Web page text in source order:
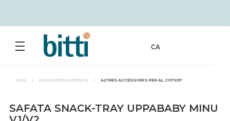
CA
INICI / ACCESSORIS COTXETS / ALTRES ACCESSORIS PER AL COTXET
SAFATA SNACK-TRAY UPPABABY MINU